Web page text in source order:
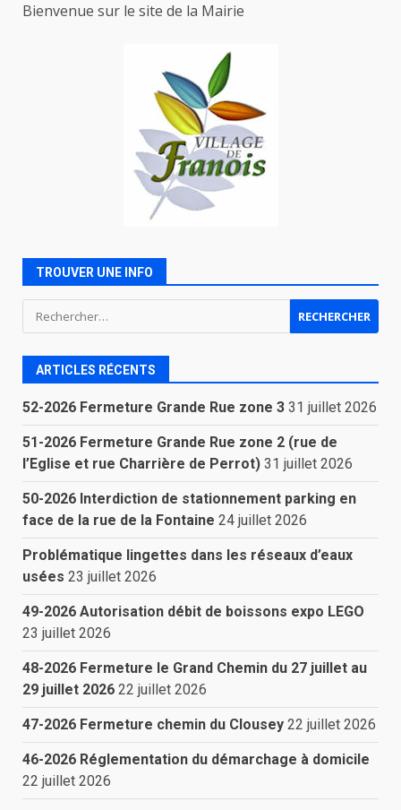
Bienvenue sur le site de la Mairie
TROUVER UNE INFO
Rechercher :
ARTICLES RÉCENTS
52-2026 Fermeture Grande Rue zone 3 31 juillet 2026
51-2026 Fermeture Grande Rue zone 2 (rue de
l’Eglise et rue Charrière de Perrot) 31 juillet 2026
50-2026 Interdiction de stationnement parking en
face de la rue de la Fontaine 24 juillet 2026
Problématique lingettes dans les réseaux d’eaux
usées 23 juillet 2026
49-2026 Autorisation débit de boissons expo LEGO
23 juillet 2026
48-2026 Fermeture le Grand Chemin du 27 juillet au
29 juillet 2026 22 juillet 2026
47-2026 Fermeture chemin du Clousey 22 juillet 2026
46-2026 Réglementation du démarchage à domicile
22 juillet 2026